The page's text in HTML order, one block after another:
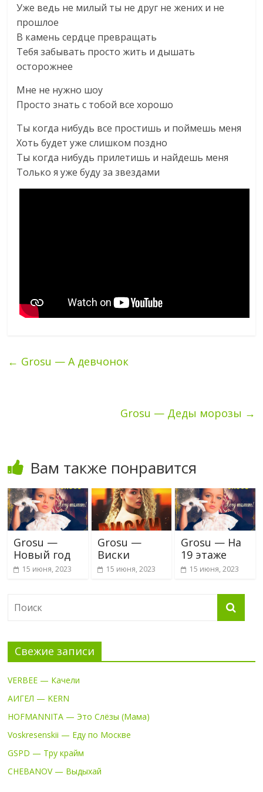
Уже ведь не милый ты не друг не жених и не
прошлое
В камень сердце превращать
Тебя забывать просто жить и дышать
осторожнее
Мне не нужно шоу
Просто знать с тобой все хорошо
Ты когда нибудь все простишь и поймешь меня
Хоть будет уже слишком поздно
Ты когда нибудь прилетишь и найдешь меня
Только я уже буду за звездами
← Grosu — А девчонок
Grosu — Деды морозы →
Вам также понравится
Grosu —
Новый год
15 июня, 2023
Grosu —
Виски
15 июня, 2023
Grosu — На
19 этаже
15 июня, 2023
Свежие записи
VERBEE — Качели
АИГЕЛ — KERN
HOFMANNITA — Это Слёзы (Мама)
Voskresenskii — Еду по Москве
GSPD — Тру крайм
CHEBANOV — Выдыхай